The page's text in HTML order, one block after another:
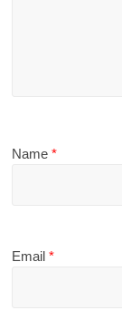
Name*
Email*